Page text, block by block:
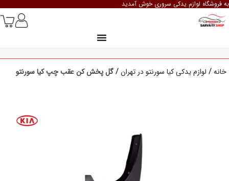
به فروشگاه لوازم یدکی سروری خوش آمدید
خانه/ لوازم یدکی کیا سورنتو در تهران/ گل پخش کن عقب چپ کیا سورنتو